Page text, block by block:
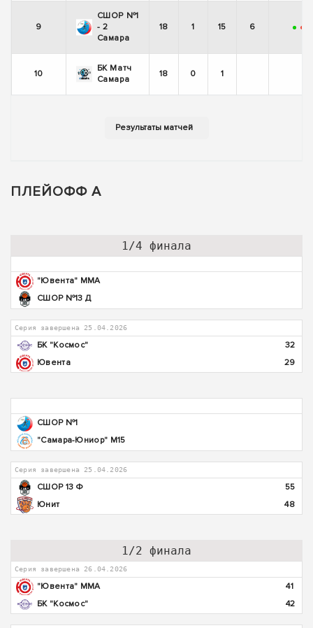
9
СШОР №1
- 2
Самара
18 1 15 6 + -
10
БК Матч
Самара
18 0 1
ПЛЕЙОФФ А
1/4 финала
"Ювента" ММА
СШОР №13 Д
Серия завершена 25.04.2026
БК "Космос"
32
Ювента
29
СШОР №1
"Самара-Юниор" М15
Серия завершена 25.04.2026
СШОР 13 Ф
55
Юнит
48
1/2 финала
Серия завершена 26.04.2026
"Ювента" ММА
41
БК "Космос"
42